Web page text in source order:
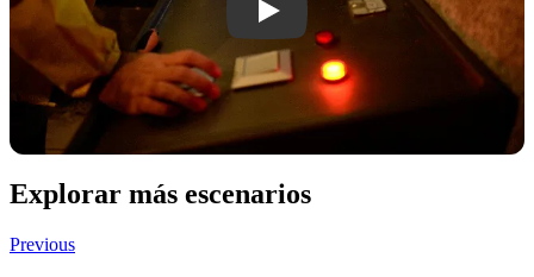
Play Chernobyl video
Explorar más escenarios
Previous